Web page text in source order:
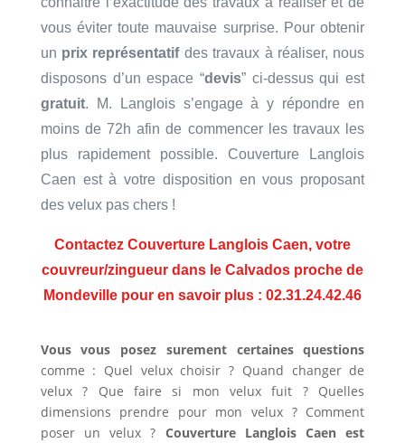
vous éviter toute mauvaise surprise. Pour obtenir
un prix représentatifdes travaux à réaliser, nous
disposons d’un espace “devis” ci-dessus qui est
gratuit. M. Langlois s’engage à y répondre en
moins de 72h afin de commencer les travaux les
plus rapidement possible. Couverture Langlois
Caen est à votre disposition en vous proposant
des velux pas chers !
Contactez Couverture Langlois Caen, votre
couvreur/zingueur dans le Calvados proche de
Mondeville pour en savoir plus : 02.31.24.42.46
Vous vous posez surement certaines questions
comme : Quel velux choisir ? Quand changer de
velux ? Que faire si mon velux fuit ? Quelles
dimensions prendre pour mon velux ? Comment
poser un velux ? Couverture Langlois Caen est